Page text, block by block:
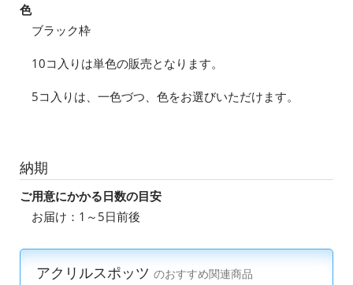
色
ブラック枠
10コ入りは単色の販売となります。
5コ入りは、一色づつ、色をお選びいただけます。
納期
ご用意にかかる日数の目安
お届け：1～5日前後
アクリルスポッツ のおすすめ関連商品